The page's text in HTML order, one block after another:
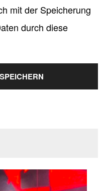
mit der Speicherung
durch diese